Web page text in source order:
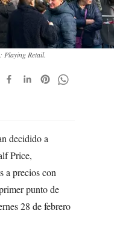
Playing Retail.
decidido a
Price,
a precios con
punto de
28 de febrero